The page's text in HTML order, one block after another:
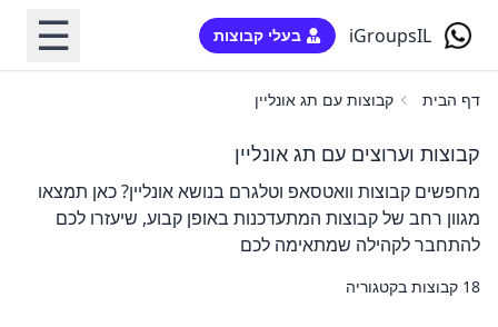
iGroupsIL בעלי קבוצות ☰
דף הבית קבוצות עם תג אונליין
קבוצות וערוצים עם תג אונליין
מחפשים קבוצות וואטסאפ וטלגרם בנושא אונליין? כאן תמצאו
מגוון רחב של קבוצות המתעדכנות באופן קבוע, שיעזרו לכם
להתחבר לקהילה שמתאימה לכם
18 קבוצות בקטגוריה